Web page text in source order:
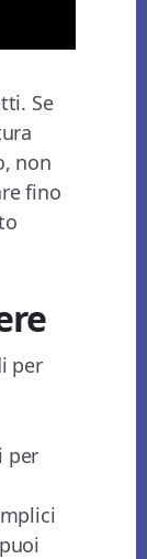
Se
non
fino
per
per